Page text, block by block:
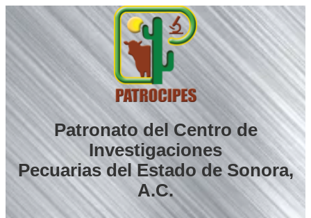
Saltar
al
contenido
Patronato del Centro de
Investigaciones
Pecuarias del Estado de Sonora,
A.C.